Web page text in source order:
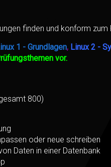
finden und konform zum
1 - Grundlagen, Linux 2 -
vor.
800)
oder neue schreiben
Daten in einer Datenbank